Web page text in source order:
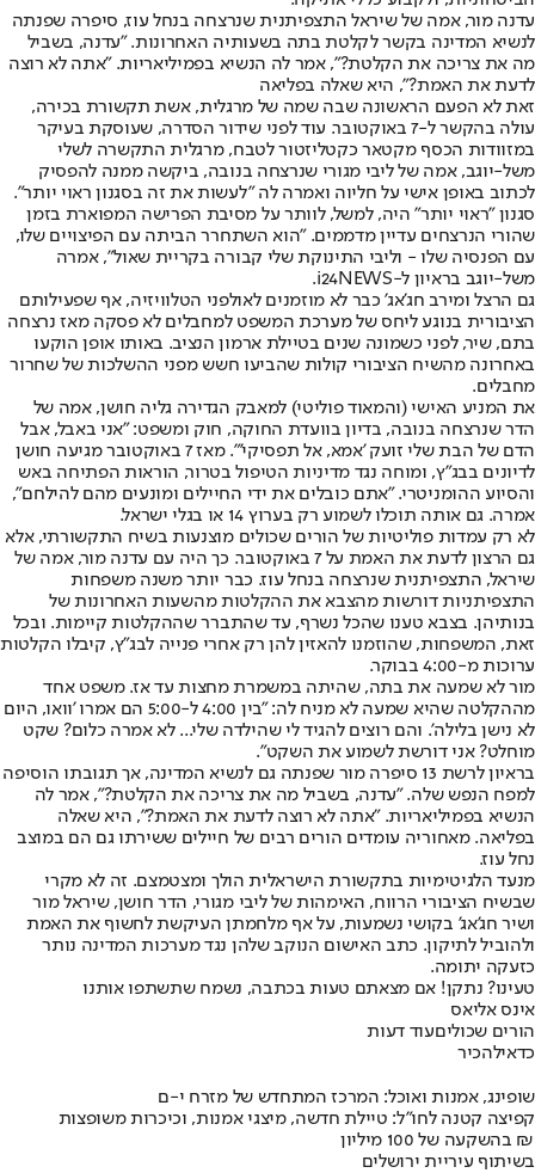
עדנה מור, אמה של שיראל התצפיתנית שנרצחה בנחל עוז, סיפרה שפנתה
לנשיא המדינה בקשר לקלטת בתה בשעותיה האחרונות. "עדנה, בשביל
מה את צריכה את הקלטת?", אמר לה הנשיא בפמיליאריות. "אתה לא רוצה
לדעת את האמת?", היא שאלה בפליאה
זאת לא הפעם הראשונה שבה שמה של מרגלית, אשת תקשורת בכירה,
עולה בהקשר ל-7 באוקטובר. עוד לפני שידור הסדרה, שעוסקת בעיקר
במזוודות הכסף מקטאר כקטליזטור לטבח, מרגלית התקשרה לשלי
משל-יוגב, אמה של ליבי מגורי שנרצחה בנובה, ביקשה ממנה להפסיק
לכתוב באופן אישי על חליוה ואמרה לה "לעשות את זה בסגנון ראוי יותר".
סגנון "ראוי יותר" היה, למשל, לוותר על מסיבת הפרישה המפוארת בזמן
שהורי הנרצחים עדיין מדממים. "הוא השתחרר הביתה עם הפיצויים שלו,
עם הפנסיה שלו - וליבי התינוקת שלי קבורה בקריית שאול", אמרה
משל-יוגב בראיון ל-i24NEWS.
גם הרצל ומירב חג'אג' כבר לא מוזמנים לאולפני הטלוויזיה, אף שפעילותם
הציבורית בנוגע ליחס של מערכת המשפט למחבלים לא פסקה מאז נרצחה
בתם, שיר, לפני כשמונה שנים בטיילת ארמון הנציב. באותו אופן הוקעו
באחרונה מהשיח הציבורי קולות שהביעו חשש מפני ההשלכות של שחרור
מחבלים.
את המניע האישי (והמאוד פוליטי) למאבק הגדירה גליה חושן, אמה של
הדר שנרצחה בנובה, בדיון בוועדת החוקה, חוק ומשפט: "אני באבל, אבל
הדם של הבת שלי זועק 'אמא, אל תפסיקי'". מאז 7 באוקטובר מגיעה חושן
לדיונים בבג"ץ, ומוחה נגד מדיניות הטיפול בטרור, הוראות הפתיחה באש
והסיוע ההומניטרי. "אתם כובלים את ידי החיילים ומונעים מהם להילחם",
אמרה. גם אותה תוכלו לשמוע רק בערוץ 14 או בגלי ישראל.
לא רק עמדות פוליטיות של הורים שכולים מוצנעות בשיח התקשורתי, אלא
גם הרצון לדעת את האמת על 7 באוקטובר. כך היה עם עדנה מור, אמה של
שיראל, התצפיתנית שנרצחה בנחל עוז. כבר יותר משנה משפחות
התצפיתניות דורשות מהצבא את ההקלטות מהשעות האחרונות של
בנותיהן. בצבא טענו שהכל נשרף, עד שהתברר שההקלטות קיימות. ובכל
זאת, המשפחות, שהוזמנו להאזין להן רק אחרי פנייה לבג"ץ, קיבלו הקלטות
ערוכות מ-4:00 בבוקר.
מור לא שמעה את בתה, שהיתה במשמרת מחצות עד אז. משפט אחד
מההקלטה שהיא שמעה לא מניח לה: "בין 4:00 ל-5:00 הם אמרו 'וואו, היום
לא נישן בלילה'. והם רוצים להגיד לי שהילדה שלי... לא אמרה כלום? שקט
מוחלט? אני דורשת לשמוע את השקט".
בראיון לרשת 13 סיפרה מור שפנתה גם לנשיא המדינה, אך תגובתו הוסיפה
למפח הנפש שלה. "עדנה, בשביל מה את צריכה את הקלטת?", אמר לה
הנשיא בפמיליאריות. "אתה לא רוצה לדעת את האמת?", היא שאלה
בפליאה. מאחוריה עומדים הורים רבים של חיילים ששירתו גם הם במוצב
נחל עוז.
מנעד הלגיטימיות בתקשורת הישראלית הולך ומצטמצם. זה לא מקרי
שבשיח הציבורי הרווח, האימהות של ליבי מגורי, הדר חושן, שיראל מור
ושיר חג'אג' בקושי נשמעות, על אף מלחמתן העיקשת לחשוף את האמת
ולהוביל לתיקון. כתב האישום הנוקב שלהן נגד מערכות המדינה נותר
כזעקה יתומה.
טעינו? נתקן! אם מצאתם טעות בכתבה, נשמח שתשתפו אותנו
אינס אליאס
הורים שכוליםעוד דעות
כדאילהכיר
שופינג, אמנות ואוכל: המרכז המתחדש של מזרח י-ם
קפיצה קטנה לחו"ל: טיילת חדשה, מיצגי אמנות, וכיכרות משופצות
בהשקעה של 100 מיליון ₪
בשיתוף עיריית ירושלים